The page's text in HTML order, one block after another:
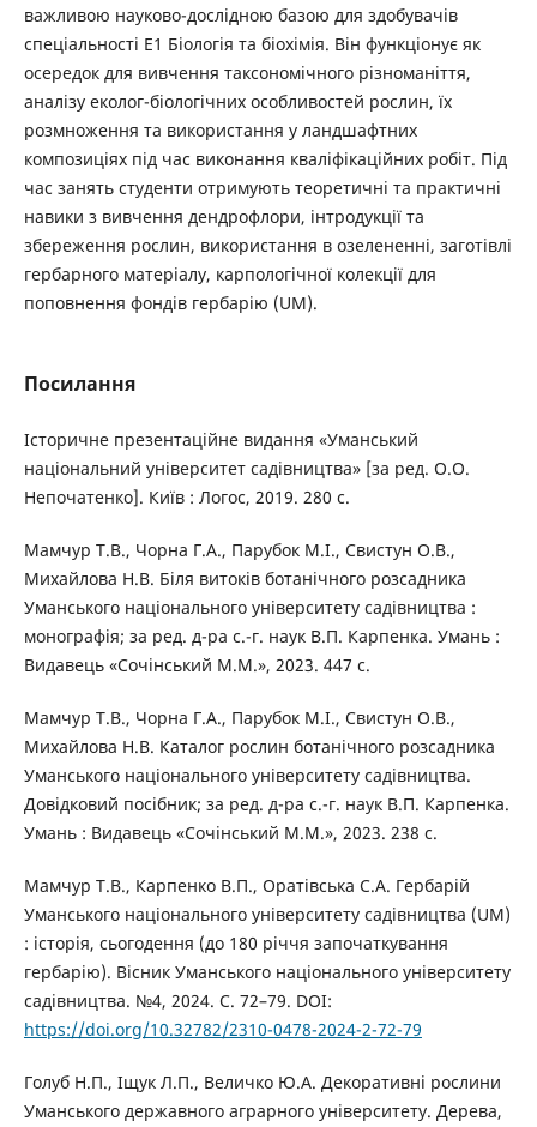
важливою науково-дослідною базою для здобувачів
спеціальності Е1 Біологія та біохімія. Він функціонує як
осередок для вивчення таксономічного різноманіття,
аналізу еколог-біологічних особливостей рослин, їх
розмноження та використання у ландшафтних
композиціях під час виконання кваліфікаційних робіт. Під
час занять студенти отримують теоретичні та практичні
навики з вивчення дендрофлори, інтродукції та
збереження рослин, використання в озелененні, заготівлі
гербарного матеріалу, карпологічної колекції для
поповнення фондів гербарію (UM).
Посилання
Історичне презентаційне видання «Уманський
національний університет садівництва» [за ред. О.О.
Непочатенко]. Київ : Логос, 2019. 280 с.
Мамчур Т.В., Чорна Г.А., Парубок М.І., Свистун О.В.,
Михайлова Н.В. Біля витоків ботанічного розсадника
Уманського національного університету садівництва :
монографія; за ред. д-ра с.-г. наук В.П. Карпенка. Умань :
Видавець «Сочінський М.М.», 2023. 447 с.
Мамчур Т.В., Чорна Г.А., Парубок М.І., Свистун О.В.,
Михайлова Н.В. Каталог рослин ботанічного розсадника
Уманського національного університету садівництва.
Довідковий посібник; за ред. д-ра с.-г. наук В.П. Карпенка.
Умань : Видавець «Сочінський М.М.», 2023. 238 с.
Мамчур Т.В., Карпенко В.П., Оратівська С.А. Гербарій
Уманського національного університету садівництва (UM)
: історія, сьогодення (до 180 річчя започаткування
гербарію). Вісник Уманського національного університету
садівництва. №4, 2024. С. 72–79. DOI:
https://doi.org/10.32782/2310-0478-2024-2-72-79
Голуб Н.П., Іщук Л.П., Величко Ю.А. Декоративні рослини
Уманського державного аграрного університету. Дерева,